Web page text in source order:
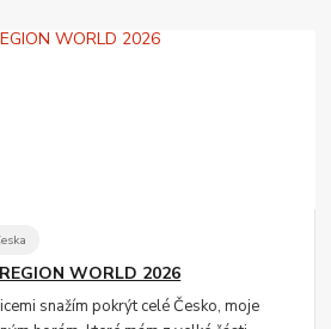
WORLD 2026
snažím pokrýt celé Česko, moje